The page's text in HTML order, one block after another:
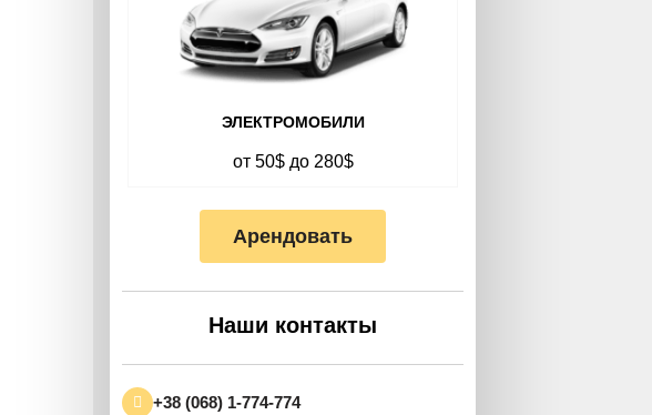
ЭЛЕКТРОМОБИЛИ
от 50$ до 280$
Арендовать
Наши контакты
+38 (068) 1-774-774